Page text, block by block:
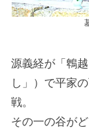
源義経が「鵯
し」）で平家
戦。
その一の谷が